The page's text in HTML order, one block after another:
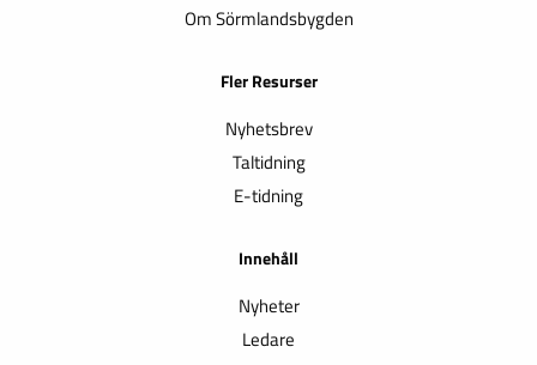
Om Sörmlandsbygden
Fler Resurser
Nyhetsbrev
Taltidning
E-tidning
Innehåll
Nyheter
Ledare